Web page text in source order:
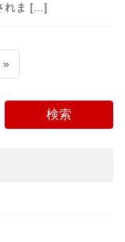
れま […]
»
検索